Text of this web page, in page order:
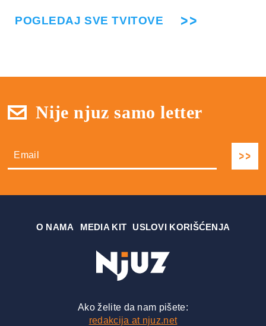
POGLEDAJ SVE TVITOVE
Nije njuz samo letter
О NAMA MEDIA KIT USLOVI KORIŠĆENJA
Ako želite da nam pišete:
redakcija at njuz.net